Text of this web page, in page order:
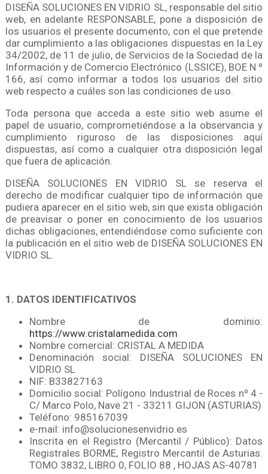
DISEÑA SOLUCIONES EN VIDRIO SL, responsable del sitio
web, en adelante RESPONSABLE, pone a disposición de
los usuarios el presente documento, con el que pretende
dar cumplimiento a las obligaciones dispuestas en la Ley
34/2002, de 11 de julio, de Servicios de la Sociedad de la
Información y de Comercio Electrónico (LSSICE), BOE N º
166, así como informar a todos los usuarios del sitio
web respecto a cuáles son las condiciones de uso.
Toda persona que acceda a este sitio web asume el
papel de usuario, comprometiéndose a la observancia y
cumplimiento riguroso de las disposiciones aquí
dispuestas, así como a cualquier otra disposición legal
que fuera de aplicación.
DISEÑA SOLUCIONES EN VIDRIO SL se reserva el
derecho de modificar cualquier tipo de información que
pudiera aparecer en el sitio web, sin que exista obligación
de preavisar o poner en conocimiento de los usuarios
dichas obligaciones, entendiéndose como suficiente con
la publicación en el sitio web de DISEÑA SOLUCIONES EN
VIDRIO SL.
1. DATOS IDENTIFICATIVOS
Nombre de dominio:
https://www.cristalamedida.com
Nombre comercial: CRISTAL A MEDIDA
Denominación social: DISEÑA SOLUCIONES EN
VIDRIO SL
NIF: B33827163
Domicilio social: Polígono Industrial de Roces nº 4 -
C/ Marco Polo, Nave 21 - 33211 GIJON (ASTURIAS)
Teléfono: 985167039
e-mail: info@solucionesenvidrio.es
Inscrita en el Registro (Mercantil / Público): Datos
Registrales BORME, Registro Mercantil de Asturias.
TOMO 3832, LIBRO 0, FOLIO 88 , HOJAS AS-40781